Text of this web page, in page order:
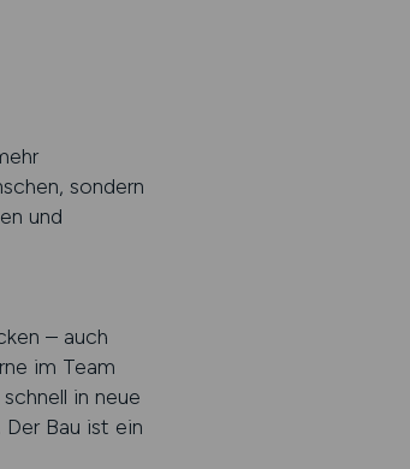
sondern
und
– auch
im Team
in neue
Bau ist ein